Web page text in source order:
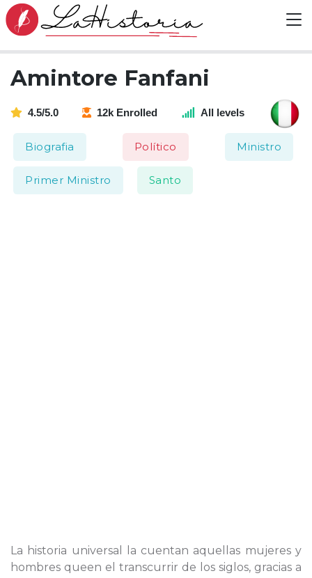
Amintore Fanfani
4.5/5.0 12k Enrolled All levels
Biografia Político Ministro
Primer Ministro Santo
La historia universal la cuentan aquellas mujeres y
hombres queen el transcurrir de los siglos, gracias a